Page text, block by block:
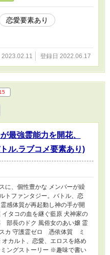
恋愛要素あり
登録日 2022.06.17
最強霊能力を開花、
ル.ラブコメ要素あり)
に、個性豊かな メンバーが繰
トファンタジー。バトル、恋
感体質が再起動し神の手が開
イタコの血を継ぐ藍原 犬神家の
部長のドク 風俗女のあい嬢 霊
カ 守護霊ゼロ 憑依体質 ミ
カルト、恋愛、エロスを絡め
ングストーリー ※趣味で書い